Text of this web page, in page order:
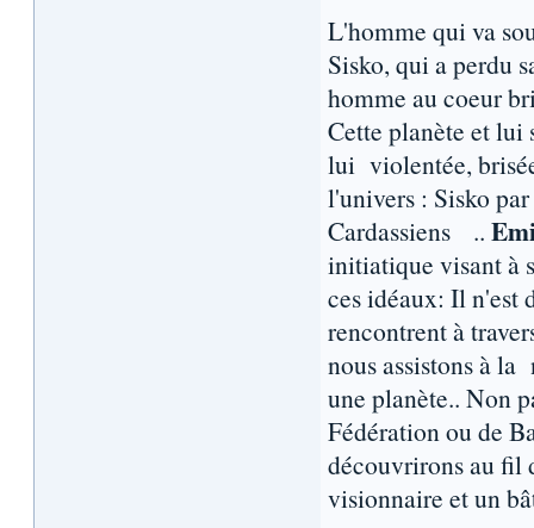
L'homme qui va
Sisko, qui a perdu
homme au coeur
Cette planète et lui
lui violentée,
l'univers : Sisko
Cardassiens ..
initiatique visant à
ces idéaux: Il n'est
rencontrent à
nous assistons à
une planète.. Non
Fédération ou de
découvrirons au fil
visionnaire et un